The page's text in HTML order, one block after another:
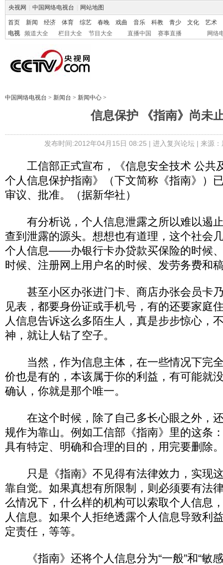
央视网 中国网络电视台 网站地图
首页 新闻 经济 体育 综艺 春晚 戏曲 音乐 科教 青少 文化
艺术
电视
频道大全 栏目大全 节目大全 直播中国 赛事直播 网络
中国网络电视台 > 新闻台 > 新闻中心 >
信息保护 《指南》尚未
发布时间:2012年04月15日 08:25 | 进入复兴论坛| 来源
工信部正式宣布，《信息安全技术 公共
个人信息保护指南》（下文简称《指南》）
审议、批准。（据新华社）
有分析说，个人信息泄露之所以难以遏
查到泄露的源头。想想也有道理，这个社会
个人信息――办银行卡办贷款买保险的时候
时候、注册网上用户名的时候、发劳务费
甚至小区办张进门卡、商店办张会员卡
见表，都要身份证或手机号，有的还要家庭
人信息告诉这么多陌生人，真是步步惊心，
神，就让人钻了空子。
当然，作为信息主体，在一些情况下完
价也是有的，本该属于你的利益，有可能就
确认，你就是那个唯一。
在这个时候，除了自己多长心眼之外，
规作为靠山。例如工信部《指南》里的这条
具有特定、明确和合理的目的，用完要删除
只是《指南》不见得有法律效力，实现
靠自觉。如果真想有所限制，则必须要有法
么情况下，什么样的机构可以索取个人信息
人信息。如果个人拒绝透露个人信息导致利
定责任，等等。
《指南》还将个人信息分为“一般”和“敏感